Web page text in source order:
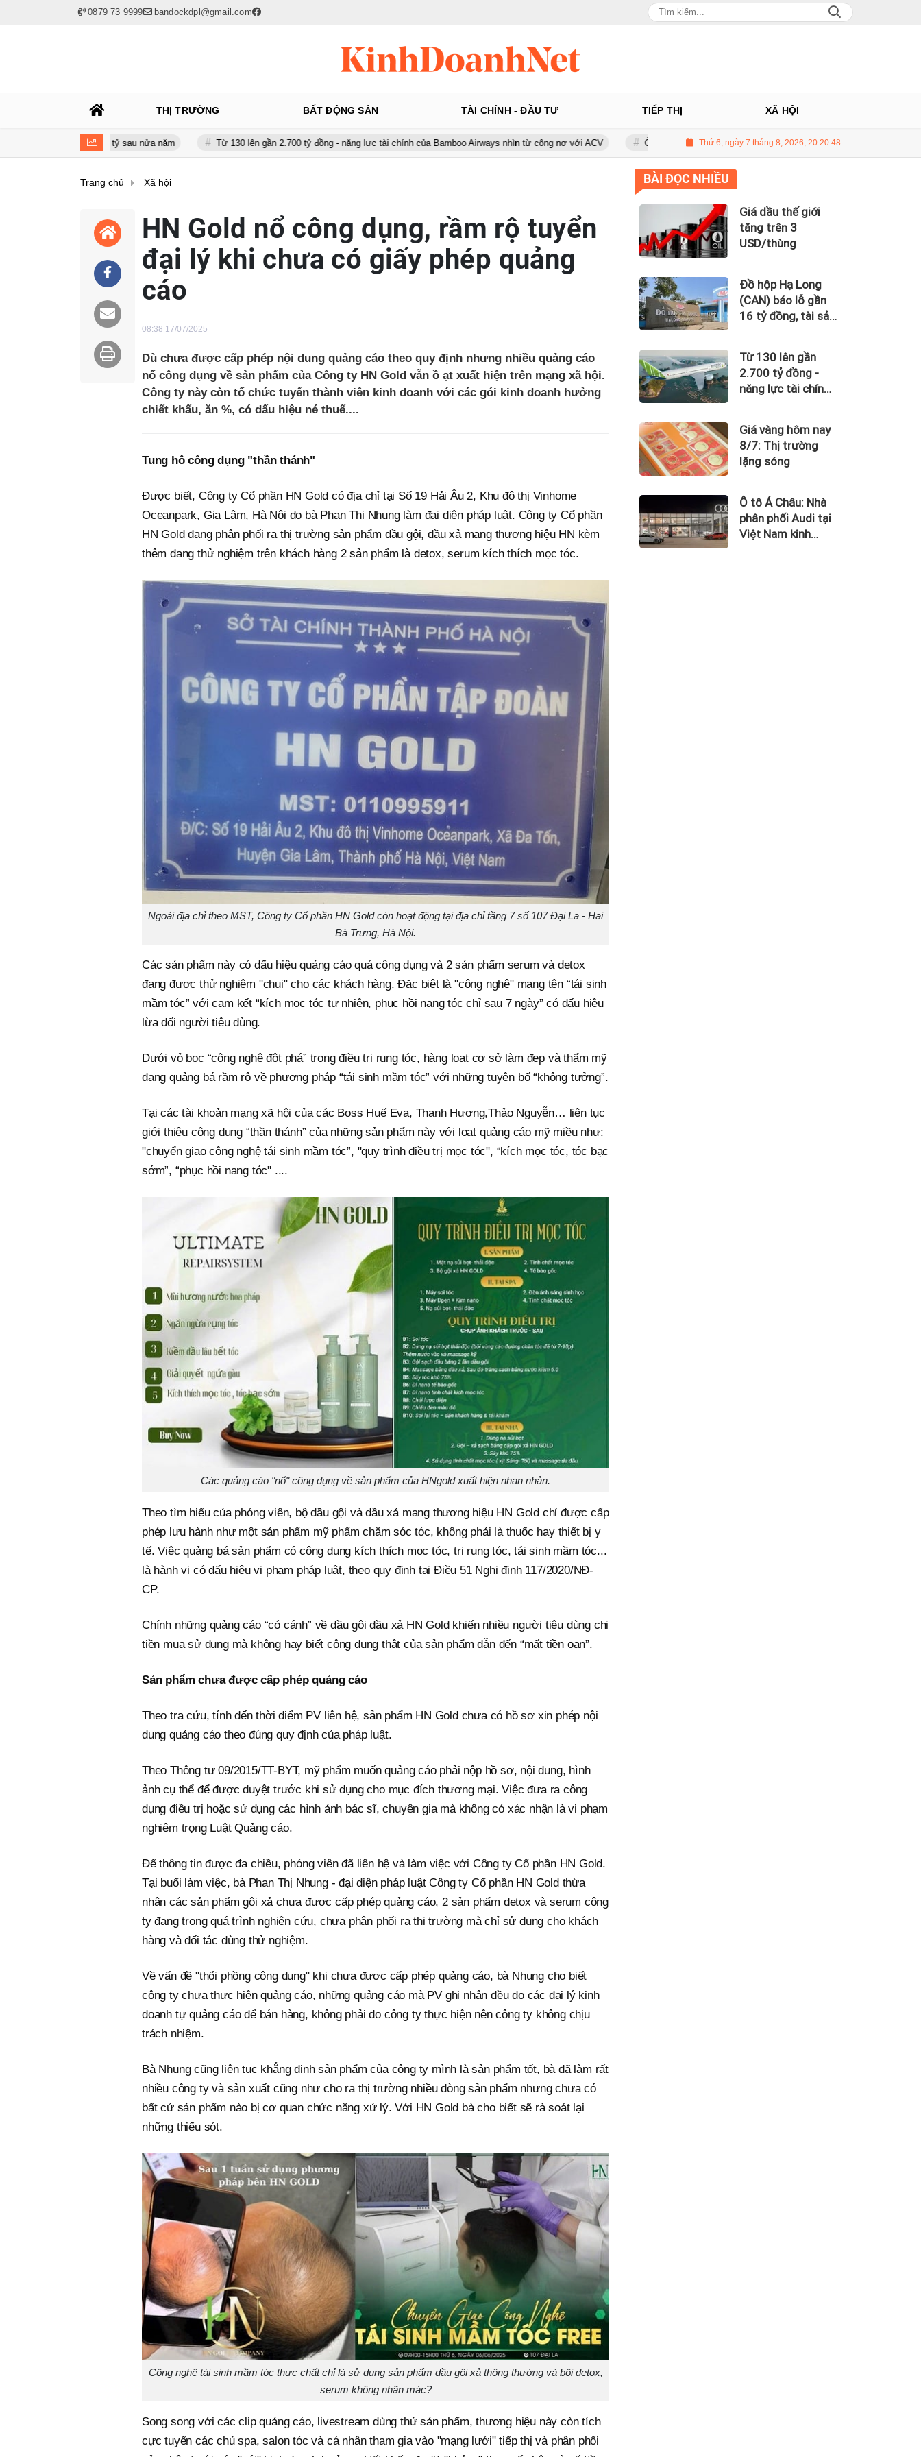
0879 73 9999 bandockdpl@gmail.com
THỊ TRƯỜNG BẤT ĐỘNG SẢN TÀI CHÍNH - ĐẦU TƯ TIẾP THỊ XÃ HỘI
gần 120 tỷ sau nửa năm Từ 130 lên gần 2.700 tỷ đồng - năng lực tài chính của Bamboo Airways nhìn từ công nợ với ACV Ô tô Á Châu: Nhà phân phối Audi tại Việt Nam kinh doanh thua lỗ
Thứ 6, ngày 7 tháng 8, 2026, 20:20:49
Trang chủ Xã hội
HN Gold nổ công dụng, rầm rộ tuyển
đại lý khi chưa có giấy phép quảng
cáo
08:38 17/07/2025
Dù chưa được cấp phép nội dung quảng cáo theo quy định nhưng nhiều quảng cáo
nổ công dụng về sản phẩm của Công ty HN Gold vẫn ồ ạt xuất hiện trên mạng xã hội.
Công ty này còn tổ chức tuyển thành viên kinh doanh với các gói kinh doanh hưởng
chiết khấu, ăn %, có dấu hiệu né thuế....
Tung hô công dụng "thần thánh"
Được biết, Công ty Cổ phần HN Gold có địa chỉ tại Số 19 Hải Âu 2, Khu đô thị Vinhome
Oceanpark, Gia Lâm, Hà Nội do bà Phan Thị Nhung làm đại diện pháp luật. Công ty Cổ phần
HN Gold đang phân phối ra thị trường sản phẩm dầu gội, dầu xả mang thương hiệu HN kèm
thêm đang thử nghiệm trên khách hàng 2 sản phẩm là detox, serum kích thích mọc tóc.
Ngoài địa chỉ theo MST, Công ty Cổ phần HN Gold còn hoạt động tại địa chỉ tầng 7 số 107 Đại La - Hai
Bà Trưng, Hà Nội.
Các sản phẩm này có dấu hiệu quảng cáo quá công dụng và 2 sản phẩm serum và detox
đang được thử nghiệm "chui" cho các khách hàng. Đặc biệt là "công nghệ" mang tên “tái sinh
mầm tóc” với cam kết “kích mọc tóc tự nhiên, phục hồi nang tóc chỉ sau 7 ngày” có dấu hiệu
lừa dối người tiêu dùng.
Dưới vỏ bọc “công nghệ đột phá” trong điều trị rụng tóc, hàng loạt cơ sở làm đẹp và thẩm mỹ
đang quảng bá rầm rộ về phương pháp “tái sinh mầm tóc” với những tuyên bố “không tưởng”.
Tại các tài khoản mạng xã hội của các Boss Huế Eva, Thanh Hương,Thảo Nguyễn… liên tục
giới thiệu công dụng “thần thánh” của những sản phẩm này với loạt quảng cáo mỹ miều như:
"chuyển giao công nghệ tái sinh mầm tóc”, "quy trình điều trị mọc tóc", “kích mọc tóc, tóc bạc
sớm”, “phục hồi nang tóc" ....
Các quảng cáo "nổ" công dụng về sản phẩm của HNgold xuất hiện nhan nhản.
Theo tìm hiểu của phóng viên, bộ dầu gội và dầu xả mang thương hiệu HN Gold chỉ được cấp
phép lưu hành như một sản phẩm mỹ phẩm chăm sóc tóc, không phải là thuốc hay thiết bị y
tế. Việc quảng bá sản phẩm có công dụng kích thích mọc tóc, trị rụng tóc, tái sinh mầm tóc...
là hành vi có dấu hiệu vi phạm pháp luật, theo quy định tại Điều 51 Nghị định 117/2020/NĐ-
CP.
Chính những quảng cáo “có cánh” về dầu gội dầu xả HN Gold khiến nhiều người tiêu dùng chi
tiền mua sử dụng mà không hay biết công dụng thật của sản phẩm dẫn đến “mất tiền oan”.
Sản phẩm chưa được cấp phép quảng cáo
Theo tra cứu, tính đến thời điểm PV liên hệ, sản phẩm HN Gold chưa có hồ sơ xin phép nội
dung quảng cáo theo đúng quy định của pháp luật.
Theo Thông tư 09/2015/TT-BYT, mỹ phẩm muốn quảng cáo phải nộp hồ sơ, nội dung, hình
ảnh cụ thể để được duyệt trước khi sử dụng cho mục đích thương mại. Việc đưa ra công
dụng điều trị hoặc sử dụng các hình ảnh bác sĩ, chuyên gia mà không có xác nhận là vi phạm
nghiêm trọng Luật Quảng cáo.
Để thông tin được đa chiều, phóng viên đã liên hệ và làm việc với Công ty Cổ phần HN Gold.
Tại buổi làm việc, bà Phan Thị Nhung - đại diện pháp luật Công ty Cổ phần HN Gold thừa
nhận các sản phẩm gội xả chưa được cấp phép quảng cáo, 2 sản phẩm detox và serum công
ty đang trong quá trình nghiên cứu, chưa phân phối ra thị trường mà chỉ sử dụng cho khách
hàng và đối tác dùng thử nghiệm.
Về vấn đề "thổi phồng công dụng" khi chưa được cấp phép quảng cáo, bà Nhung cho biết
công ty chưa thực hiện quảng cáo, những quảng cáo mà PV ghi nhận đều do các đại lý kinh
doanh tự quảng cáo để bán hàng, không phải do công ty thực hiện nên công ty không chịu
trách nhiệm.
Bà Nhung cũng liên tục khẳng định sản phẩm của công ty mình là sản phẩm tốt, bà đã làm rất
nhiều công ty và sản xuất cũng như cho ra thị trường nhiều dòng sản phẩm nhưng chưa có
bất cứ sản phẩm nào bị cơ quan chức năng xử lý. Với HN Gold bà cho biết sẽ rà soát lại
những thiếu sót.
Công nghệ tái sinh mầm tóc thực chất chỉ là sử dụng sản phẩm dầu gội xả thông thường và bôi detox,
serum không nhãn mác?
Song song với các clip quảng cáo, livestream dùng thử sản phẩm, thương hiệu này còn tích
cực tuyển các chủ spa, salon tóc và cá nhân tham gia vào "mạng lưới" tiếp thị và phân phối
BÀI ĐỌC NHIỀU
Giá dầu thế giới
tăng trên 3
USD/thùng
Đồ hộp Hạ Long
(CAN) báo lỗ gần
16 tỷ đồng, tài sản
sau nửa năm
Từ 130 lên gần
2.700 tỷ đồng -
năng lực tài chính
công nợ với ACV
Giá vàng hôm nay
8/7: Thị trường
lặng sóng
Ô tô Á Châu: Nhà
phân phối Audi tại
Việt Nam kinh